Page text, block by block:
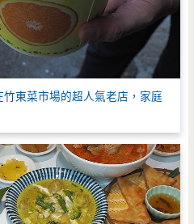
東菜市場的超人氣老店，家庭